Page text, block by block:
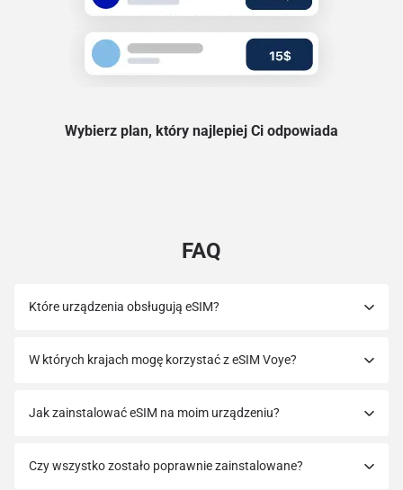
Wybierz plan, który najlepiej Ci odpowiada
FAQ
Które urządzenia obsługują eSIM?
W których krajach mogę korzystać z eSIM Voye?
Jak zainstalować eSIM na moim urządzeniu?
Czy wszystko zostało poprawnie zainstalowane?